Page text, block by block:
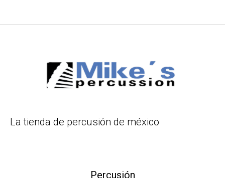
La tienda de percusión de méxico
Percusión